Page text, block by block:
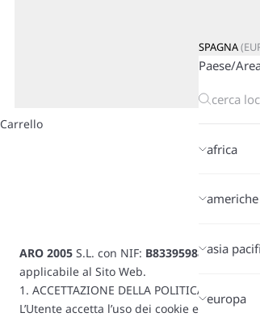
SPAGNA(
Paese/
africa
americhe
asia
europa
Carrello
ARO 2005 S.L. con NIF: B83395988con
applicabile al Sito Web.
1. ACCETTAZIONE DELLA POLITICA DEI
L’Utente accetta l’uso dei cookie e